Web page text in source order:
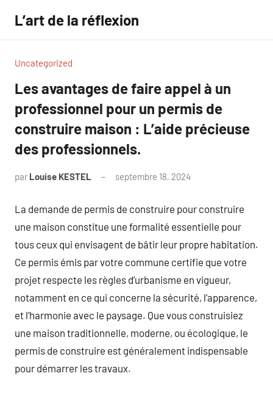
contenu
L’art de la réflexion
Uncategorized
Les avantages de faire appel à un
professionnel pour un permis de
construire maison : L’aide précieuse
des professionnels.
par Louise KESTEL septembre 18, 2024
La demande de permis de construire pour construire
une maison constitue une formalité essentielle pour
tous ceux qui envisagent de bâtir leur propre habitation.
Ce permis émis par votre commune certifie que votre
projet respecte les règles d’urbanisme en vigueur,
notamment en ce qui concerne la sécurité, l’apparence,
et l’harmonie avec le paysage. Que vous construisiez
une maison traditionnelle, moderne, ou écologique, le
permis de construire est généralement indispensable
pour démarrer les travaux.